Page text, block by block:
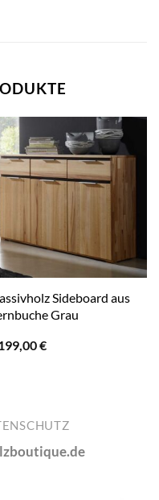
Sideboard aus
Grau
€